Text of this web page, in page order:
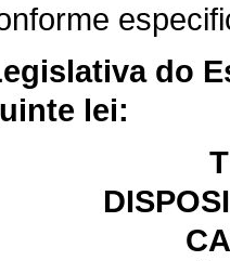
do
lei: